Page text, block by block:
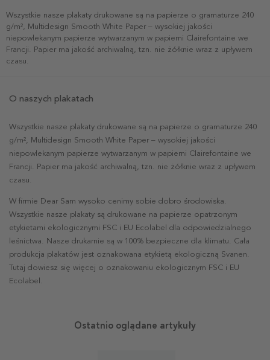
Wszystkie nasze plakaty drukowane są na papierze o gramaturze 240
g/m², Multidesign Smooth White Paper – wysokiej jakości
niepowlekanym papierze wytwarzanym w papierni Clairefontaine we
Francji. Papier ma jakość archiwalną, tzn. nie żółknie wraz z upływem
czasu.
O naszych plakatach
Wszystkie nasze plakaty drukowane są na papierze o gramaturze 240
g/m², Multidesign Smooth White Paper – wysokiej jakości
niepowlekanym papierze wytwarzanym w papierni Clairefontaine we
Francji. Papier ma jakość archiwalną, tzn. nie żółknie wraz z upływem
czasu.
W firmie Dear Sam wysoko cenimy sobie dobro środowiska.
Wszystkie nasze plakaty są drukowane na papierze opatrzonym
etykietami ekologicznymi FSC i EU Ecolabel dla odpowiedzialnego
leśnictwa. Nasze drukarnie są w 100% bezpieczne dla klimatu. Cała
produkcja plakatów jest oznakowana etykietą ekologiczną Svanen.
Tutaj dowiesz się więcej o oznakowaniu ekologicznym FSC i EU
Ecolabel.
Ostatnio oglądane artykuły